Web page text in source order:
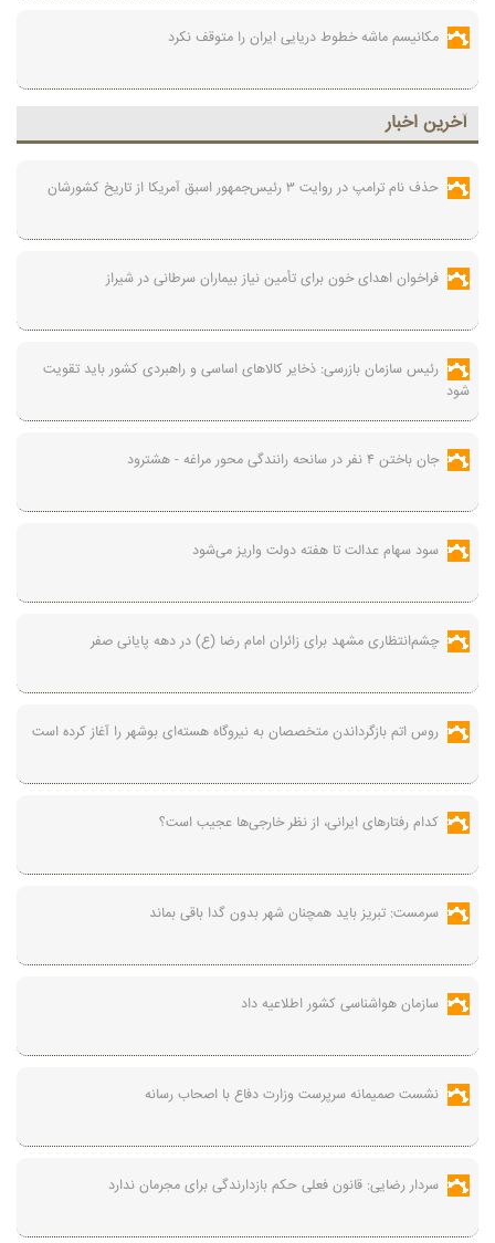
مکانیسم ماشه خطوط دریایی ایران را متوقف نکرد
آخرين اخبار
حذف نام ترامپ در روایت ۳ رئیس‌جمهور اسبق آمریکا از تاریخ کشورشان
فراخوان اهدای خون برای تأمین نیاز بیماران سرطانی در شیراز
رئیس سازمان بازرسی: ذخایر کالاهای اساسی و راهبردی کشور باید تقویت
شود
جان باختن ۴ نفر در سانحه رانندگی محور مراغه - هشترود
سود سهام عدالت تا هفته دولت واریز می‌شود
چشم‌انتظاری مشهد برای زائران امام رضا (ع) در دهه پایانی صفر
روس اتم بازگرداندن متخصصان به نیروگاه هسته‌ای بوشهر را آغاز کرده است
کدام رفتارهای ایرانی، از نظر خارجی‌ها عجیب است؟
سرمست: تبریز باید همچنان شهر بدون گدا باقی بماند
سازمان هواشناسی کشور اطلاعیه داد
نشست صمیمانه سرپرست وزارت دفاع با اصحاب رسانه
سردار رضایی: قانون فعلی حکم بازدارندگی برای مجرمان ندارد